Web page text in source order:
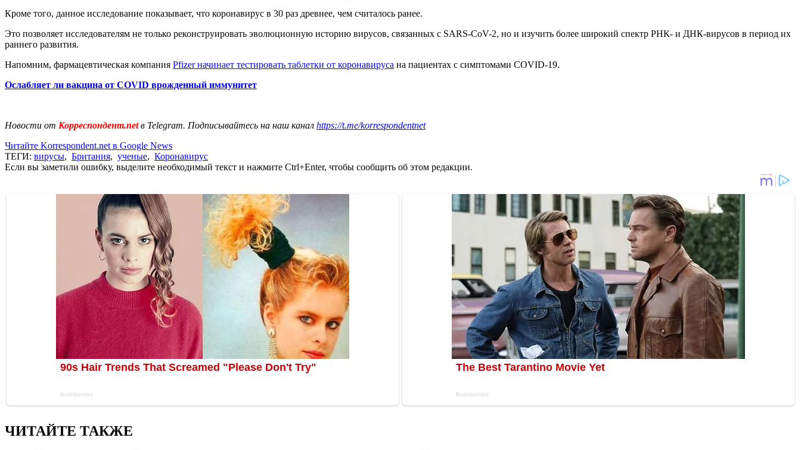
Кроме того, данное исследование показывает, что коронавирус в 30 раз древнее, чем считалось ранее.
Это позволяет исследователям не только реконструировать эволюционную историю вирусов, связанных с SARS-CoV-2, но и изучить более широкий спектр РНК- и ДНК-вирусов в период их
раннего развития.
Напомним, фармацевтическая компания Pfizer начинает тестировать таблетки от коронавируса на пациентах с симптомами COVID-19.
Ослабляет ли вакцина от COVID врожденный иммунитет
Новости от Корреспондент.netв Telegram. Подписывайтесь на наш канал https://t.me/korrespondentnet
Читайте Korrespondent.net в Google News
ТЕГИ: вирусы, Британия, ученые, Коронавирус
Если вы заметили ошибку, выделите необходимый текст и нажмите Ctrl+Enter, чтобы сообщить об этом редакции.
ЧИТАЙТЕ ТАКЖЕ